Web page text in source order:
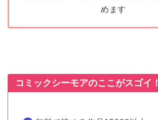
めます
コミックシーモアのここがスゴイ！